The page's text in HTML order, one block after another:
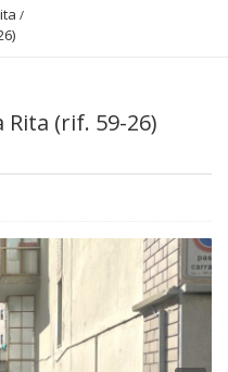
Rita (rif. 59-26)